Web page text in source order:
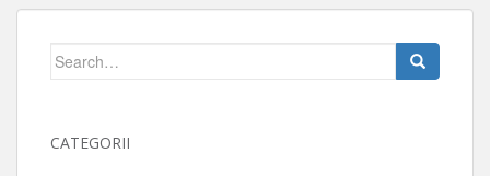
Search
CATEGORII